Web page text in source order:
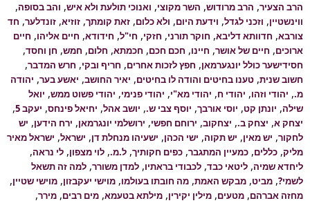
הרב הצעיר הרב מרודוש השר מקוצי ואנוכי תולעת ולא איש והב בסופה
ווינשטיין וזכני לגדל וידעת היום ולא כלום זאת קומתך זוזיא זונדלער חד
צורבא חדוותא דליבא חוקר תורני חזקי חי"ל חידודא חיים אליהו חיים
ארוכים חיים של אושר חיינו חכם חכם חכמתא חלום חמש חן וחסד
חסידישער כולל יונגערמאן חפץ לזכות אחרים חריף ובקי חרש המדבר
חשוב שנית טענו בחיטים והודה לו בחיטים יאיר החושב יאשע בער יהודה
מ. יהודי וזהו יהודי ח יהודי מא"י יהודי פנימי יהודי פשוט ממש יואל
שילה יונתן קט יוסי אורבך יוסף צבי ש. יושב אהל יחיאל פינחס יעקב 5
יצחק א יצחק ב. יצחקוב ירוחם חפשי ירושלמי יונגרמאן ירח הידען יש
לחקור יש מאין יש תקוה ישי הכהן ישעיהו מנחלת דן ישראל ישראל מאיר
מליק כללים כמעיין המתגבר כפים חקותיך ל.מ. לוי מצפון לי נראה
ליחדא שמיה ליטאי כבד לכבודי בראתיו למדן משורר למה זה תשאל
לשמי? מביט מבקש האמת מה חובתו בעולמו מוישי יעקבזון מוישי שטיין
מחזה אברהם מטעים מילין יקירין מילתא בטעמא מים רבים מירר